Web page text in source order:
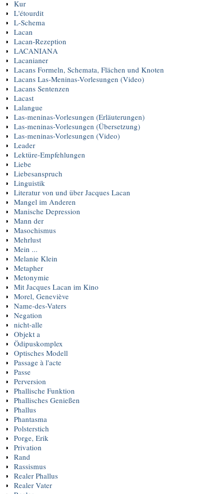
Kur
L'étourdit
L-Schema
Lacan
Lacan-Rezeption
LACANIANA
Lacanianer
Lacans Formeln, Schemata, Flächen und Knoten
Lacans Las-Meninas-Vorlesungen (Video)
Lacans Sentenzen
Lacast
Lalangue
Las-meninas-Vorlesungen (Erläuterungen)
Las-meninas-Vorlesungen (Übersetzung)
Las-meninas-Vorlesungen (Video)
Leader
Lektüre-Empfehlungen
Liebe
Liebesanspruch
Linguistik
Literatur von und über Jacques Lacan
Mangel im Anderen
Manische Depression
Mann der
Masochismus
Mehrlust
Mein ...
Melanie Klein
Metapher
Metonymie
Mit Jacques Lacan im Kino
Morel, Geneviève
Name-des-Vaters
Negation
nicht-alle
Objekt a
Ödipuskomplex
Optisches Modell
Passage à l'acte
Passe
Perversion
Phallische Funktion
Phallisches Genießen
Phallus
Phantasma
Polsterstich
Porge, Erik
Privation
Rand
Rassismus
Realer Phallus
Realer Vater